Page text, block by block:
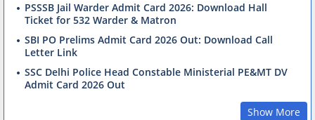
PSSSB Jail Warder Admit Card 2026: Download Hall
Ticket for 532 Warder & Matron
SBI PO Prelims Admit Card 2026 Out: Download Call
Letter Link
SSC Delhi Police Head Constable Ministerial PE&MT DV
Admit Card 2026 Out
Show More